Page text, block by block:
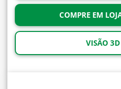
COMPRE EM
VISÃO 3D